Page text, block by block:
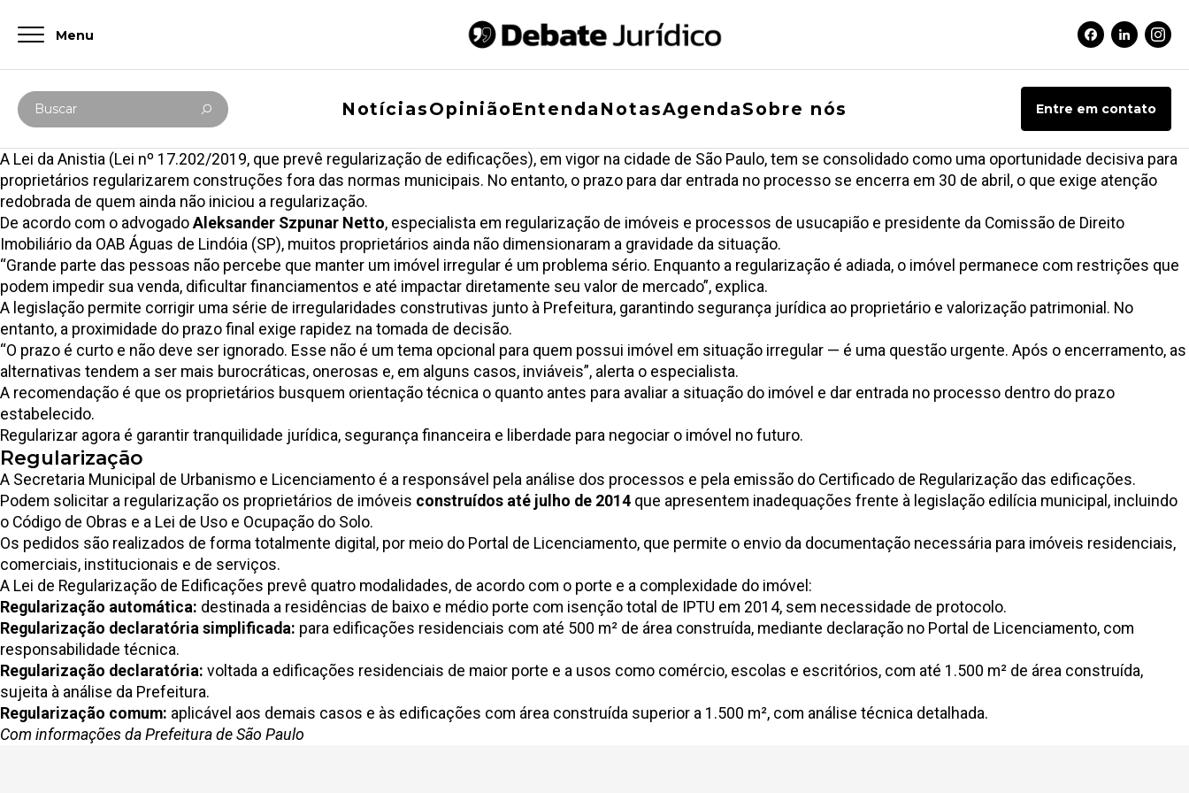
Menu Facebook
Linkedin
Digite abaixo sua busca
Buscar
NotíciasOpiniãoEntenda NotasAgendaSobre nós Entre em contato
A Lei da Anistia (Lei nº 17.202/2019, que prevê regularização de edificações), em vigor na cidade de São Paulo, tem se consolidado como uma oportunidade decisiva para
proprietários regularizarem construções fora das normas municipais. No entanto, o prazo para dar entrada no processo se encerra em 30 de abril, o que exige atenção
redobrada de quem ainda não iniciou a regularização.
De acordo com o advogadoAleksander Szpunar Netto, especialista em regularização de imóveis e processos de usucapião e presidente da Comissão de Direito
Imobiliário da OAB Águas de Lindóia (SP), muitos proprietários ainda não dimensionaram a gravidade da situação.
“Grande parte das pessoas não percebe que manter um imóvel irregular é um problema sério. Enquanto a regularização é adiada, o imóvel permanece com restrições que
podem impedir sua venda, dificultar financiamentos e até impactar diretamente seu valor de mercado”, explica.
A legislação permite corrigir uma série de irregularidades construtivas junto à Prefeitura, garantindo segurança jurídica ao proprietário e valorização patrimonial. No
entanto, a proximidade do prazo final exige rapidez na tomada de decisão.
“O prazo é curto e não deve ser ignorado. Esse não é um tema opcional para quem possui imóvel em situação irregular — é uma questão urgente. Após o encerramento, as
alternativas tendem a ser mais burocráticas, onerosas e, em alguns casos, inviáveis”, alerta o especialista.
A recomendação é que os proprietários busquem orientação técnica o quanto antes para avaliar a situação do imóvel e dar entrada no processo dentro do prazo
estabelecido.
Regularizar agora é garantir tranquilidade jurídica, segurança financeira e liberdade para negociar o imóvel no futuro.
Regularização
A Secretaria Municipal de Urbanismo e Licenciamento é a responsável pela análise dos processos e pela emissão do Certificado de Regularização das edificações.
Podem solicitar a regularização os proprietários de imóveis construídos até julho de 2014 que apresentem inadequações frente à legislação edilícia municipal, incluindo
o Código de Obras e a Lei de Uso e Ocupação do Solo.
Os pedidos são realizados de forma totalmente digital, por meio do Portal de Licenciamento, que permite o envio da documentação necessária para imóveis residenciais,
comerciais, institucionais e de serviços.
A Lei de Regularização de Edificações prevê quatro modalidades, de acordo com o porte e a complexidade do imóvel:
Regularização automática: destinada a residências de baixo e médio porte com isenção total de IPTU em 2014, sem necessidade de protocolo.
Regularização declaratória simplificada: para edificações residenciais com até 500 m² de área construída, mediante declaração no Portal de Licenciamento, com
responsabilidade técnica.
Regularização declaratória: voltada a edificações residenciais de maior porte e a usos como comércio, escolas e escritórios, com até 1.500 m² de área construída,
sujeita à análise da Prefeitura.
Regularização comum: aplicável aos demais casos e às edificações com área construída superior a 1.500 m², com análise técnica detalhada.
Com informações da Prefeitura de São Paulo